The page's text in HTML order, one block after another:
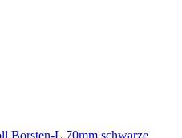
Borsten-L.70mm schwarze